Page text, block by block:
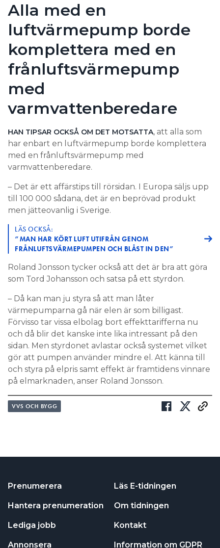
Alla med en
luftvärmepump borde
komplettera med en
frånluftsvärmepump
med
varmvattenberedare
HAN TIPSAR OCKSÅ OM DET MOTSATTA, att alla som
har enbart en luftvärmepump borde komplettera
med en frånluftsvärmepump med
varmvattenberedare.
– Det är ett affärstips till rörsidan. I Europa säljs upp
till 100 000 sådana, det är en beprövad produkt
men jätteovanlig i Sverige.
LÄS OCKSÅ:
”MAN HAR KÖRT LUFT UTIFRÅN GENOM
FRÅNLUFTSVÄRMEPUMPEN OCH BLÅST IN DEN”
Roland Jonsson tycker också att det är bra att göra
som Tord Johansson och satsa på ett styrdon.
– Då kan man ju styra så att man låter
värmepumparna gå när elen är som billigast.
Förvisso tar vissa elbolag bort effekttarifferna nu
och då blir det kanske inte lika intressant på den
sidan. Men styrdonet avlastar också systemet vilket
gör att pumpen använder mindre el. Att känna till
och styra på elpris samt effekt är framtidens vinnare
på elmarknaden, anser Roland Jonsson.
VVS OCH BYGG
Prenumerera
Hantera prenumeration
Lediga jobb
Annonsera
Läs E-tidningen
Om tidningen
Kontakt
Information om GDPR